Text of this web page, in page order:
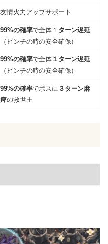
友情火力アップサポート
99%の確率で全体１ ターン遅延
（ピンチの時の安全確保）
99%の確率で全体 １ターン遅延
（ピンチの時の安全確保）
99%の確率でボスに ３ターン麻
痺の救世主